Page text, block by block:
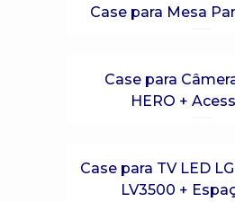
Case para Mesa
Case para
HERO +
Case para TV LED
LV3500 +